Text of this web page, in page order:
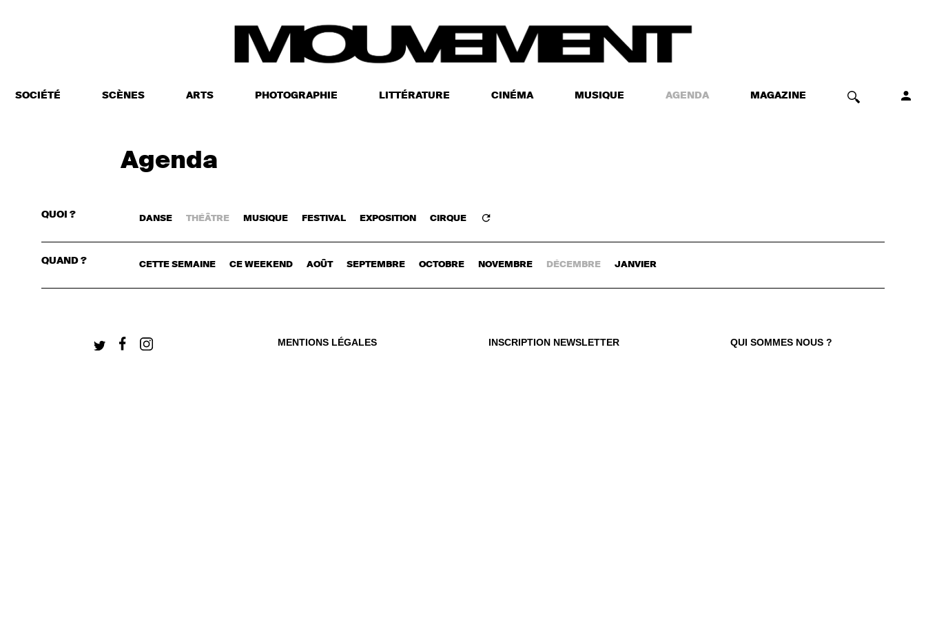
SOCIÉTÉ SCÈNES ARTS PHOTOGRAPHIE LITTÉRATURE CINÉMA MUSIQUE AGENDA MAGAZINE
CONNECTEZ-VOUS
Agenda
QUOI ? DANSE THÉÂTRE MUSIQUE FESTIVAL EXPOSITION CIRQUE
QUAND ? CETTE SEMAINE CE WEEKEND AOÛT SEPTEMBRE OCTOBRE NOVEMBRE DÉCEMBRE JANVIER
MENTIONS LÉGALES INSCRIPTION NEWSLETTER QUI SOMMES NOUS ?